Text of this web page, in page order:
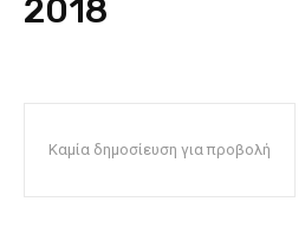
2018
Καμία δημοσίευση για προβολή